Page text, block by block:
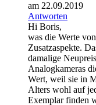
am 22.09.2019
Antworten
Hi Boris,
was die Werte
Zusatzaspekte.
damalige
Analogkameras
Wert, weil sie in
Alters wohl auf
Exemplar finden